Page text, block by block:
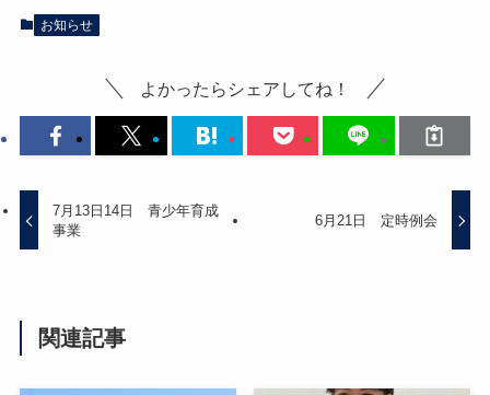
お知らせ
よかったらシェアしてね！
7月13日14日 青少年育成
事業
6月21日 定時例会
関連記事